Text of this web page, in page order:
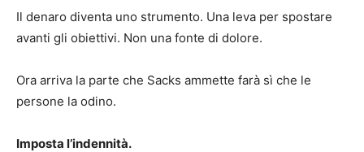
Il denaro diventa uno strumento. Una leva per spostare
avanti gli obiettivi. Non una fonte di dolore.
Ora arriva la parte che Sacks ammette farà sì che le
persone la odino.
Imposta l’indennità.